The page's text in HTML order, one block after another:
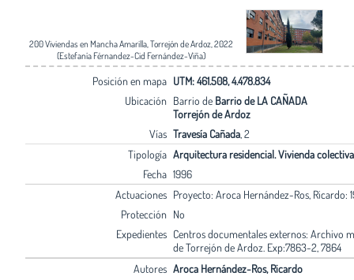
200 Viviendas en Mancha Amarilla, Torrejón de Ardoz, 2022
(Estefanía Férnandez-Cid Fernández-Viña)
Posición en mapa UTM: 461.508, 4.478.834
Ubicación Barrio de Barrio de LA CAÑADA
Torrejón de Ardoz
Vías Travesía Cañada, 2
Tipología Arquitectura residencial. Vivienda colectiva
Fecha 1996
Actuaciones Proyecto: Aroca Hernández-Ros, Ricardo:
Protección No
Expedientes Centros documentales externos: Archivo
de Torrejón de Ardoz. Exp:7863-2, 7864
Autores Aroca Hernández-Ros, Ricardo